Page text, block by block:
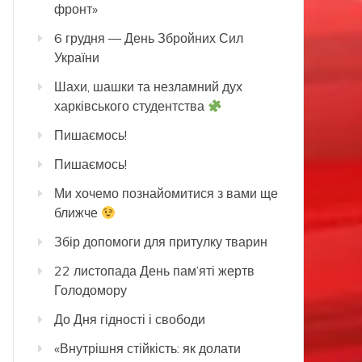
фронт»
6 грудня — День Збройних Сил
України
Шахи, шашки та незламний дух
харківського студентства
Пишаємось!
Пишаємось!
Ми хочемо познайомитися з вами ще
ближче
Збір допомоги для притулку тварин
22 листопада День пам’яті жертв
Голодомору
До Дня гідності і свободи
«Внутрішня стійкість: як долати